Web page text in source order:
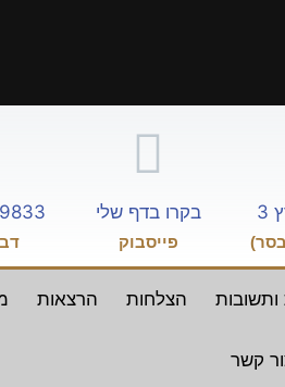
בקרו בדף שלי
פייסבוק
הצלחות הרצאות
קשר